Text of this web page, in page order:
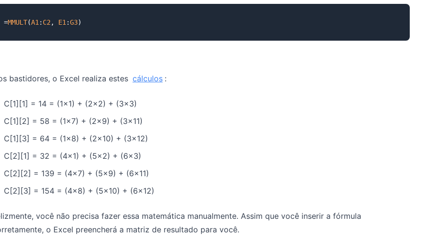
=MMULT(A1 : C2 , E1 :G3
bastidores, o Excel realiza estes cálculos :
C[1][1] = 14 = (1×1) + (2×2) + (3×3)
C[1][2] = 58 = (1×7) + (2×9) + (3×11)
C[1][3] = 64 = (1×8) + (2×10) + (3×12)
C[2][1] = 32 = (4×1) + (5×2) + (6×3)
C[2][2] = 139 = (4×7) + (5×9) + (6×11)
C[2][3] = 154 = (4×8) + (5×10) + (6×12)
você não precisa fazer essa matemática manualmente. Assim que você inserir a fórmula
o Excel preencherá a matriz de resultado para você.